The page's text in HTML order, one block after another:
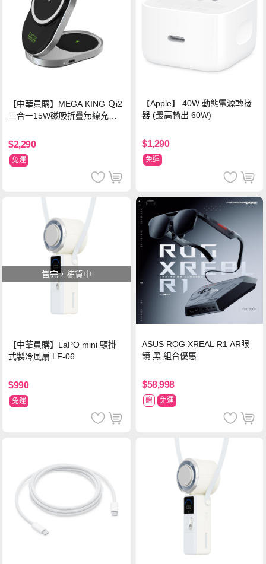
【中華員購】MEGA KING Ｑi2
三合一15W磁吸折疊無線充電
$2,290
免運
【Apple】 40W 動態電源轉接
器 (最高輸出 60W)
$1,290
免運
售完，補貨中
【中華員購】LaPO mini 頸掛
式製冷風扇 LF-06
$990
免運
ASUS ROG XREAL R1 AR眼
鏡 黑 組合優惠
$58,998
贈 免運